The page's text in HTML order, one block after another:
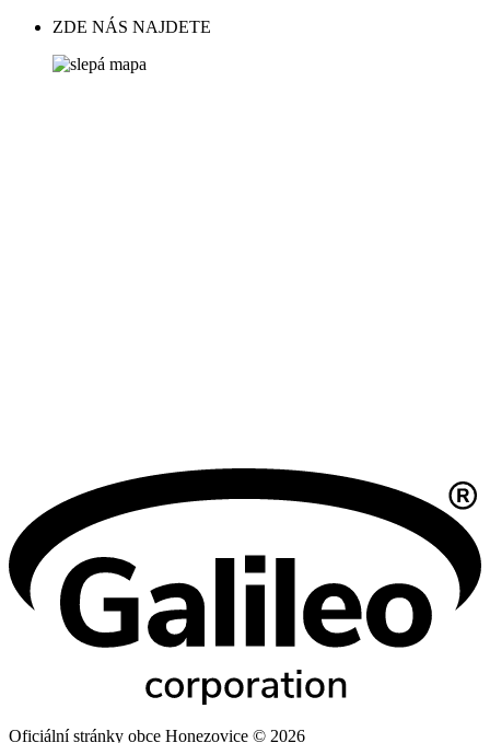
ZDE NÁS NAJDETE
Oficiální stránky obce Honezovice © 2026